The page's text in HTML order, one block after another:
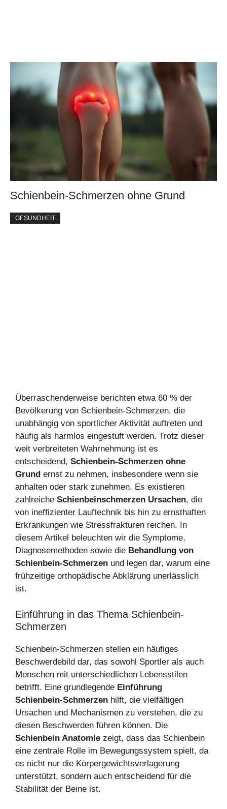
Schienbein-Schmerzen ohne Grund
GESUNDHEIT
Überraschenderweise berichten etwa 60 % der
Bevölkerung von Schienbein-Schmerzen, die
unabhängig von sportlicher Aktivität auftreten und
häufig als harmlos eingestuft werden. Trotz dieser
weit verbreiteten Wahrnehmung ist es
entscheidend, Schienbein-Schmerzen ohne
Grund ernst zu nehmen, insbesondere wenn sie
anhalten oder stark zunehmen. Es existieren
zahlreiche Schienbeinschmerzen Ursachen, die
von ineffizienter Lauftechnik bis hin zu ernsthaften
Erkrankungen wie Stressfrakturen reichen. In
diesem Artikel beleuchten wir die Symptome,
Diagnosemethoden sowie die Behandlung von
Schienbein-Schmerzen und legen dar, warum eine
frühzeitige orthopädische Abklärung unerlässlich
ist.
Einführung in das Thema Schienbein-
Schmerzen
Schienbein-Schmerzen stellen ein häufiges
Beschwerdebild dar, das sowohl Sportler als auch
Menschen mit unterschiedlichen Lebensstilen
betrifft. Eine grundlegende Einführung
Schienbein-Schmerzen hilft, die vielfältigen
Ursachen und Mechanismen zu verstehen, die zu
diesen Beschwerden führen können. Die
Schienbein Anatomie zeigt, dass das Schienbein
eine zentrale Rolle im Bewegungssystem spielt, da
es nicht nur die Körpergewichtsverlagerung
unterstützt, sondern auch entscheidend für die
Stabilität der Beine ist.